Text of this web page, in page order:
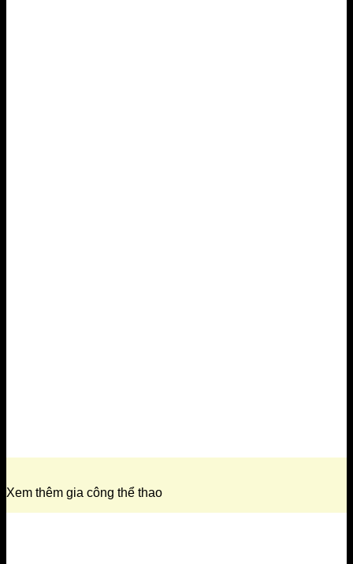
Xem thêm gia công thể thao